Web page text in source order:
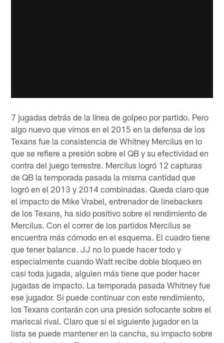
7 jugadas detrás de la línea de golpeo por partido. Pero
algo nuevo que vimos en el 2015 en la defensa de los
Texans fue la consistencia de Whitney Mercilus en lo
que se refiere a presión sobre el QB y su efectividad en
contra del juego terrestre. Mercilus logró 12 capturas
de QB la temporada pasada la misma cantidad que
logró en el 2013 y 2014 combinadas. Queda claro que
el impacto de Mike Vrabel, entrenador de linebackers
de los Texans, ha sido positivo sobre el rendimiento de
Mercilus. Con el correr de los partidos Mercilus se
encuentra más cómodo en el esquema. El cuadro tiene
que tener balance. JJ no lo puede hacer todo y
especialmente cuando Watt recibe doble bloqueo en
casi toda jugada, alguien más tiene que poder hacer
jugadas de impacto. La temporada pasada Whitney fue
ese jugador. Si puede continuar con este rendimiento,
los Texans contarán con una presión sofocante sobre el
mariscal rival. Claro que si el siguiente jugador en la
lista se puede mantener en la cancha, su impacto sobre